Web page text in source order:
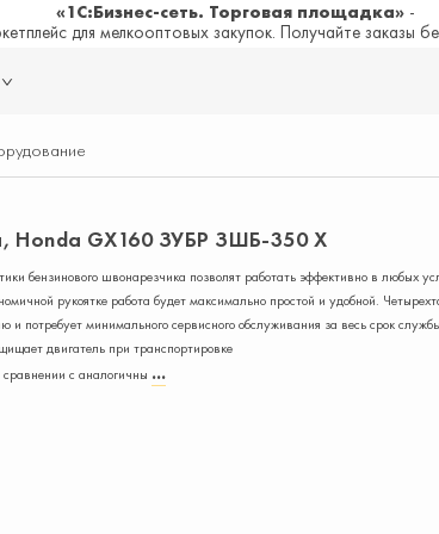
«1С:Бизнес-сеть. Торговая площадка» -
для мелкооптовых закупок. Получайте заказы
Honda GX160 ЗУБР ЗШБ-350 Х
бензинового швонарезчика позволят работать эффективно в любых
рукоятке работа будет максимально простой и удобной.
и потребует минимального сервисного обслуживания за весь срок
двигатель при транспортировке
с аналогичны